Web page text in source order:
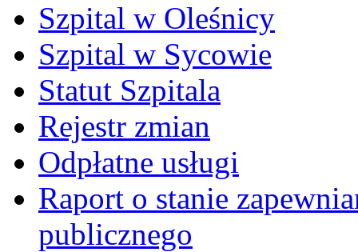
Szpital w Oleśnicy
Szpital w Sycowie
Statut Szpitala
Rejestr zmian
Odpłatne usługi
Raport o stanie
publicznego